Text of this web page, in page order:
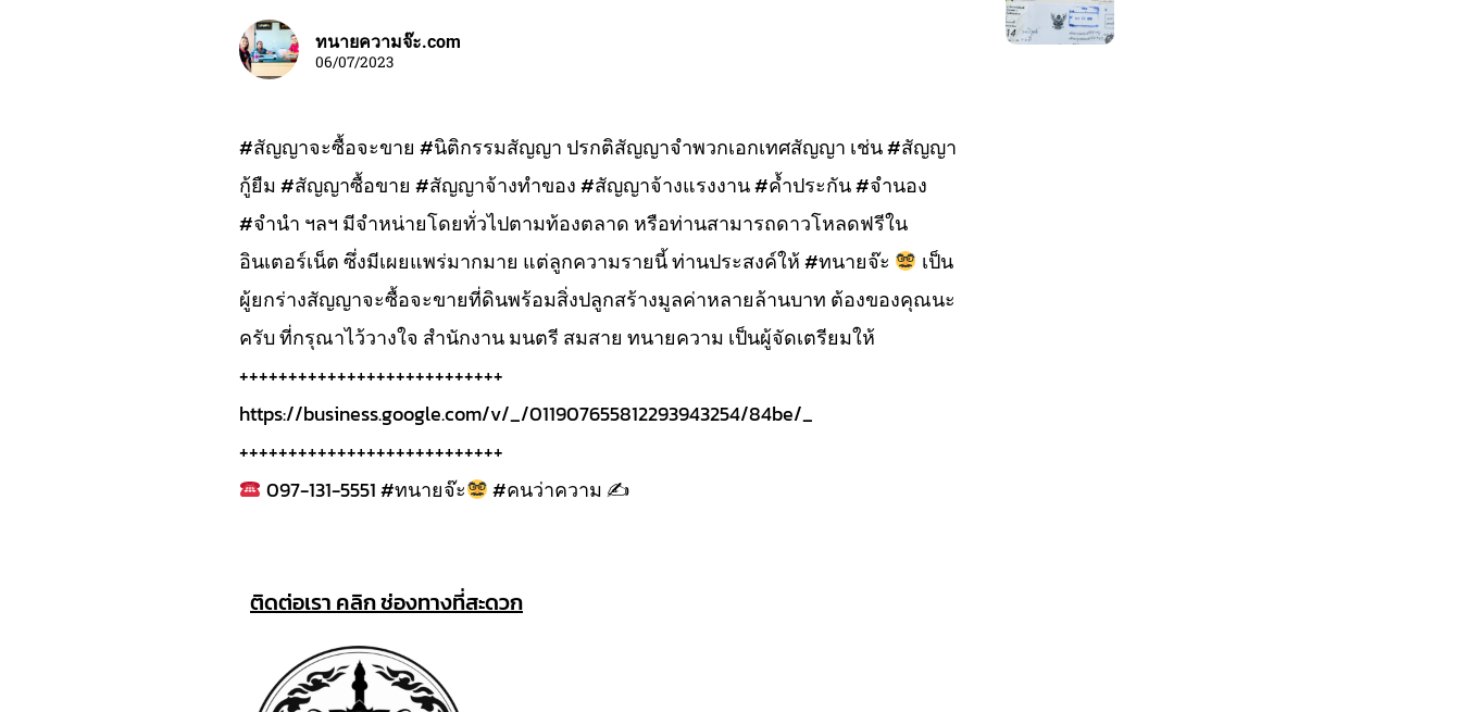
ทนายความจ๊ะ.com
06/07/2023
#สัญญาจะซื้อจะขาย #นิติกรรมสัญญา ปรกติสัญญาจำพวกเอกเทศสัญญา เช่น #สัญญา
กู้ยืม #สัญญาซื้อขาย #สัญญาจ้างทำของ #สัญญาจ้างแรงงาน #ค้ำประกัน #จำนอง
#จำนำ ฯลฯ มีจำหน่ายโดยทั่วไปตามท้องตลาด หรือท่านสามารถดาวโหลดฟรีใน
อินเตอร์เน็ต ซึ่งมีเผยแพร่มากมาย แต่ลูกความรายนี้ ท่านประสงค์ให้ #ทนายจ๊ะ
เป็น
ผู้ยกร่างสัญญาจะซื้อจะขายที่ดินพร้อมสิ่งปลูกสร้างมูลค่าหลายล้านบาท ต้องของคุณนะ
ครับ ที่กรุณาไว้วางใจ สำนักงาน มนตรี สมสาย ทนายความ เป็นผู้จัดเตรียมให้
+++++++++++++++++++++++++++
https://business.google.com/v/_/011907655812293943254/84be/_
+++++++++++++++++++++++++++
097-131-5551 #ทนายจ๊ะ
#คนว่าความ ✍
ติดต่อเรา คลิก ช่องทางที่สะดวก